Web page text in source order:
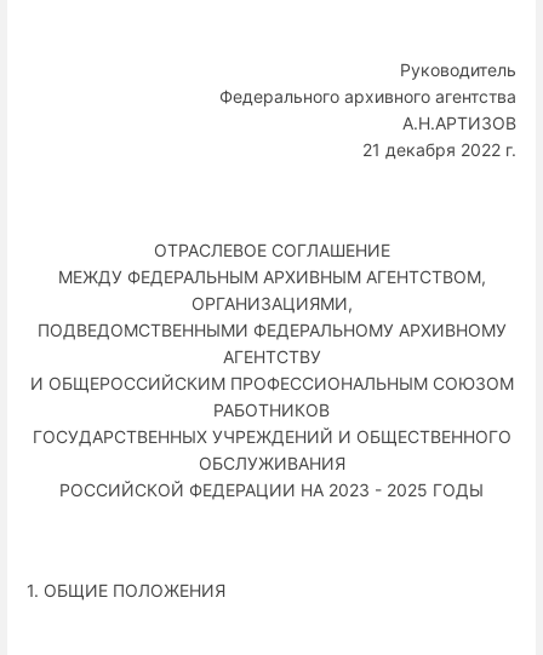
Руководитель
Федерального архивного агентства
А.Н.АРТИЗОВ
21 декабря 2022 г.
ОТРАСЛЕВОЕ СОГЛАШЕНИЕ
МЕЖДУ ФЕДЕРАЛЬНЫМ АРХИВНЫМ АГЕНТСТВОМ,
ОРГАНИЗАЦИЯМИ,
ПОДВЕДОМСТВЕННЫМИ ФЕДЕРАЛЬНОМУ АРХИВНОМУ
АГЕНТСТВУ
И ОБЩЕРОССИЙСКИМ ПРОФЕССИОНАЛЬНЫМ СОЮЗОМ
РАБОТНИКОВ
ГОСУДАРСТВЕННЫХ УЧРЕЖДЕНИЙ И ОБЩЕСТВЕННОГО
ОБСЛУЖИВАНИЯ
РОССИЙСКОЙ ФЕДЕРАЦИИ НА 2023 - 2025 ГОДЫ
1. ОБЩИЕ ПОЛОЖЕНИЯ